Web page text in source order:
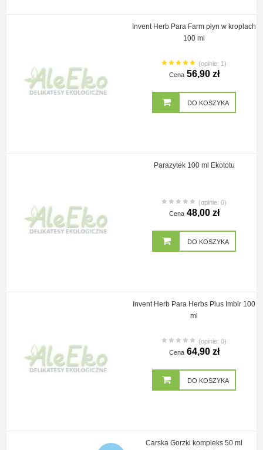
Invent Herb Para Farm płyn w kroplach
100 ml
(opinie: 1)
Cena 56,90 zł
DO KOSZYKA
Parazytek 100 ml Ekototu
(opinie: 0)
Cena 48,00 zł
DO KOSZYKA
Invent Herb Para Herbs Plus Imbir 100
ml
(opinie: 0)
Cena 64,90 zł
DO KOSZYKA
Carska Gorzki kompleks 50 ml